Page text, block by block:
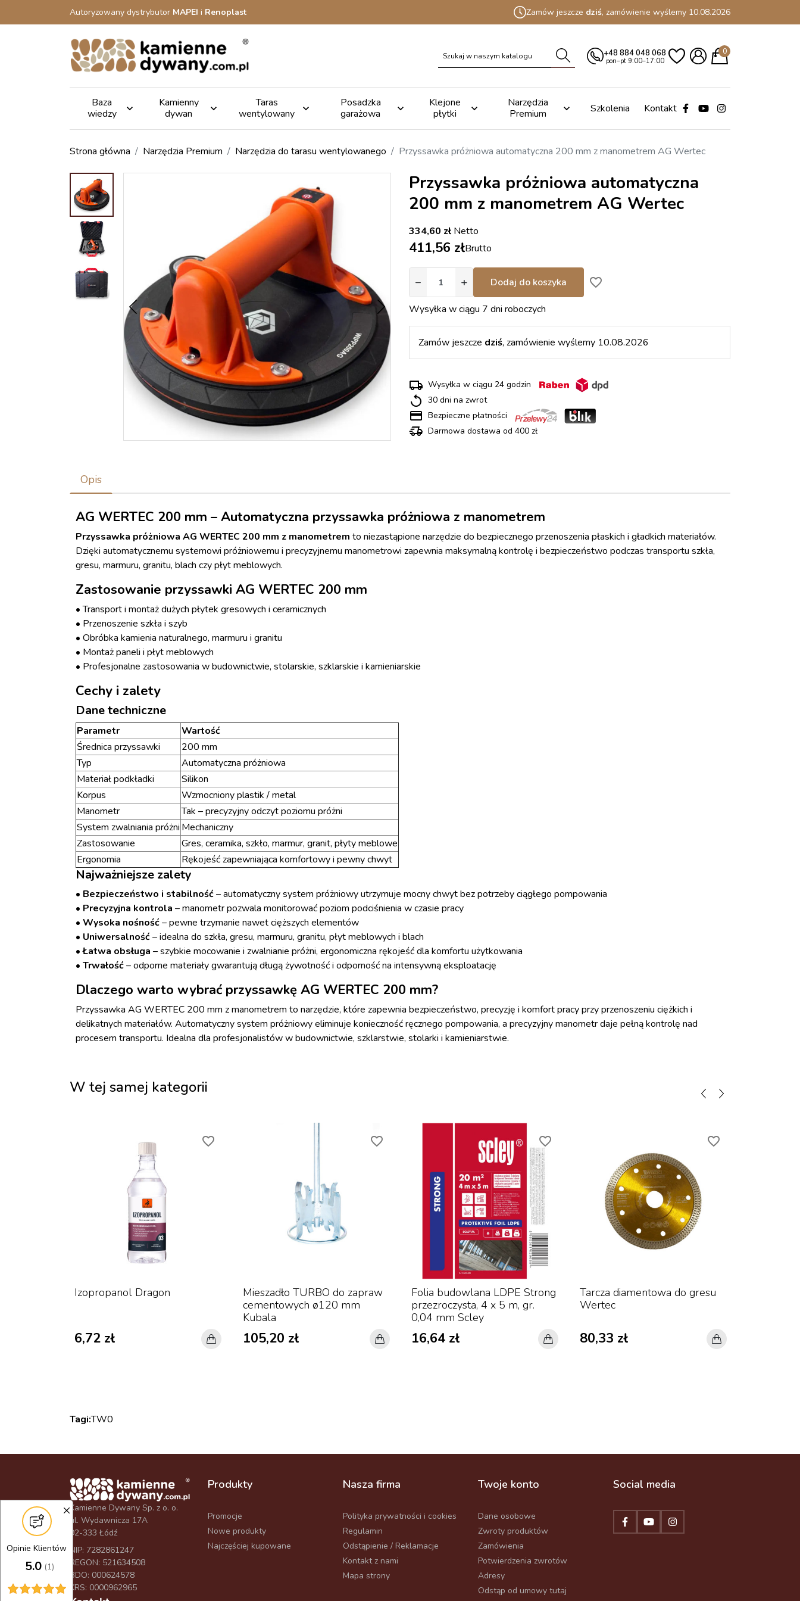
Autoryzowany dystrybutor MAPEI i Renoplast Zamów jeszcze dziś, zamówienie wyślemy 10.08.2026
+48 884 048 068
pon–pt 9:00–17:00
0
Baza
wiedzy

Kamienny
dywan

Taras
wentylowany

Posadzka
garażowa

Klejone
płytki

Narzędzia
Premium
 Szkolenia Kontakt
Strona główna Narzędzia Premium Narzędzia do tarasu wentylowanego Przyssawka próżniowa automatyczna 200 mm z manometrem AG Wertec
Przyssawka próżniowa automatyczna
200 mm z manometrem AG Wertec
334,60 zł Netto
411,56 złBrutto
− + Dodaj do koszyka favorite_border
Wysyłka w ciągu 7 dni roboczych
Zamów jeszcze dziś, zamówienie wyślemy 10.08.2026
Wysyłka w ciągu 24 godzin
30 dni na zwrot
Bezpieczne płatności
Darmowa dostawa od 400 zł
Opis
AG WERTEC 200 mm – Automatyczna przyssawka próżniowa z manometrem
Przyssawka próżniowa AG WERTEC 200 mm z manometrem to niezastąpione narzędzie do bezpiecznego przenoszenia płaskich i gładkich materiałów.
Dzięki automatycznemu systemowi próżniowemu i precyzyjnemu manometrowi zapewnia maksymalną kontrolę i bezpieczeństwo podczas transportu szkła,
gresu, marmuru, granitu, blach czy płyt meblowych.
Zastosowanie przyssawki AG WERTEC 200 mm
• Transport i montaż dużych płytek gresowych i ceramicznych
• Przenoszenie szkła i szyb
• Obróbka kamienia naturalnego, marmuru i granitu
• Montaż paneli i płyt meblowych
• Profesjonalne zastosowania w budownictwie, stolarskie, szklarskie i kamieniarskie
Cechy i zalety
Dane techniczne
Parametr
Wartość
Średnica przyssawki
200 mm
Typ
Automatyczna próżniowa
Materiał podkładki
Silikon
Korpus
Wzmocniony plastik / metal
Manometr
Tak – precyzyjny odczyt poziomu próżni
System zwalniania próżni Mechaniczny
Zastosowanie
Gres, ceramika, szkło, marmur, granit, płyty meblowe
Ergonomia
Rękojeść zapewniająca komfortowy i pewny chwyt
Najważniejsze zalety
• Bezpieczeństwo i stabilność– automatyczny system próżniowy utrzymuje mocny chwyt bez potrzeby ciągłego pompowania
• Precyzyjna kontrola – manometr pozwala monitorować poziom podciśnienia w czasie pracy
• Wysoka nośność– pewne trzymanie nawet cięższych elementów
• Uniwersalność– idealna do szkła, gresu, marmuru, granitu, płyt meblowych i blach
•Łatwa obsługa – szybkie mocowanie i zwalnianie próżni, ergonomiczna rękojeść dla komfortu użytkowania
• Trwałość– odporne materiały gwarantują długą żywotność i odporność na intensywną eksploatację
Dlaczego warto wybrać przyssawkę AG WERTEC 200 mm?
Przyssawka AG WERTEC 200 mm z manometrem to narzędzie, które zapewnia bezpieczeństwo, precyzję i komfort pracy przy przenoszeniu ciężkich i
delikatnych materiałów. Automatyczny system próżniowy eliminuje konieczność ręcznego pompowania, a precyzyjny manometr daje pełną kontrolę nad
procesem transportu. Idealna dla profesjonalistów w budownictwie, szklarstwie, stolarki i kamieniarstwie.
W tej samej kategorii
favorite_border
Izopropanol Dragon
6,72 zł
favorite_border
Mieszadło TURBO do zapraw
cementowych ø120 mm
Kubala
105,20 zł
favorite_border
Folia budowlana LDPE Strong
przezroczysta, 4 x 5 m, gr.
0,04 mm Scley
16,64 zł
favorite_border
Tarcza diamentowa do gresu
Wertec
80,33 zł
Tagi:TW0
Kamienne Dywany Sp. z o. o.
ul. Wydawnicza 17A
92-333 Łódź
NIP: 7282861247
REGON: 521634508
BDO: 000624578
KRS: 0000962965
Produkty
Promocje
Nowe produkty
Najczęściej kupowane
Nasza firma
Polityka prywatności i cookies
Regulamin
Odstąpienie / Reklamacje
Kontakt z nami
Mapa strony
Twoje konto
Dane osobowe
Zwroty produktów
Zamówienia
Potwierdzenia zwrotów
Adresy
Odstąp od umowy tutaj
Social media
Opinie Klientów
5.0 (1)